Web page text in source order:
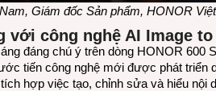
Giám đốc Sản phẩm, HONOR
với công nghệ AI Image
đáng chú ý trên dòng HONOR 600
tiến công nghệ mới được phát triển
hợp việc tạo, chỉnh sửa và hiểu nội